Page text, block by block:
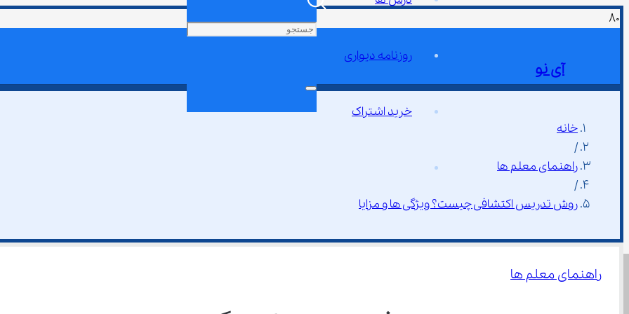
آی نو
روزنامه دیواری
خرید اشتراک
خانه
/
راهنمای معلم ها
/
روش تدریس اکتشافی چیست؟ ویژگی ‌ها و مزایا
راهنمای معلم ها